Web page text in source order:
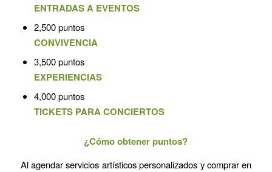
ENTRADAS A EVENTOS
2,500 puntos
CONVIVENCIA
3,500 puntos
EXPERIENCIAS
4,000 puntos
TICKETS PARA CONCIERTOS
¿Cómo obtener puntos?
Al agendar servicios artísticos personalizados y comprar en